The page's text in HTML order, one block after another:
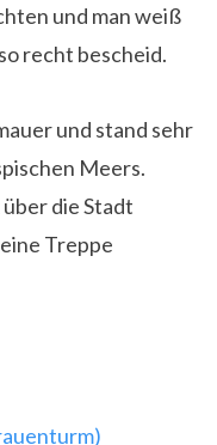
und man weiß
recht bescheid.
und stand sehr
Meers.
die Stadt
Treppe